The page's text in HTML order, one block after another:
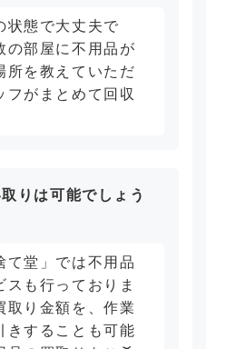
状態で大丈夫で
の部屋に不用品が
所を教えていただ
フがまとめて回収
りは可能でしょう
て堂」では不用品
スも行っておりま
取り金額を、作業
きすることも可能